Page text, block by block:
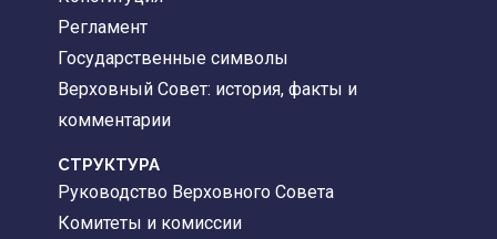
Регламент
Государственные символы
Верховный Совет: история, факты и
комментарии
CТРУКТУРА
Руководство Верховного Совета
Комитеты и комиссии